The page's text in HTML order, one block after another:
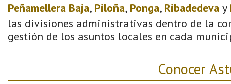
Peñamellera Baja, Piloña, Ponga, Ribadedeva y
las divisiones administrativas dentro de la
gestión de los asuntos locales en cada
Conocer